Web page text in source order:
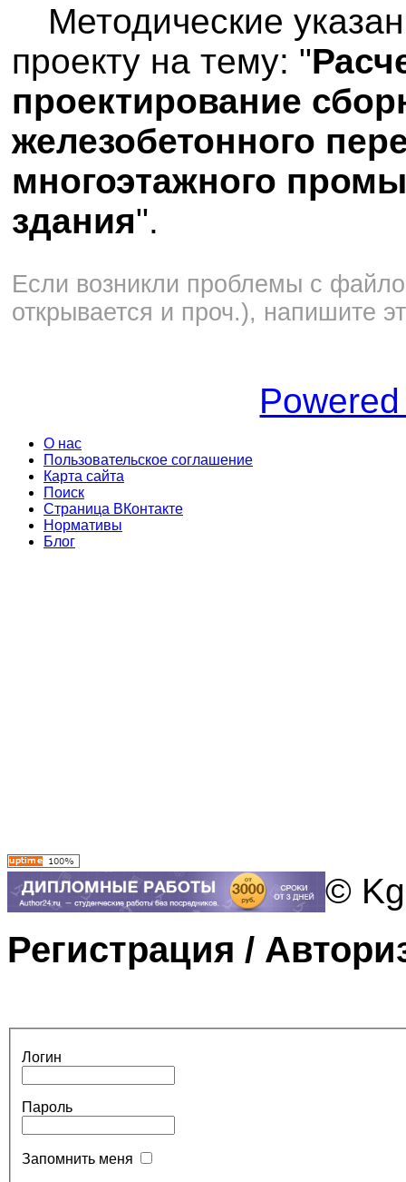
Методические
проекту на тему: "
проектирование
железобетонного
многоэтажного
здания".
Если возникли проблемы с
открывается и проч.), напишите
О нас
Пользовательское соглашение
Карта сайта
Поиск
Страница ВКонтакте
Нормативы
Блог
©
Регистрация /
Логин
Пароль
Запомнить меня